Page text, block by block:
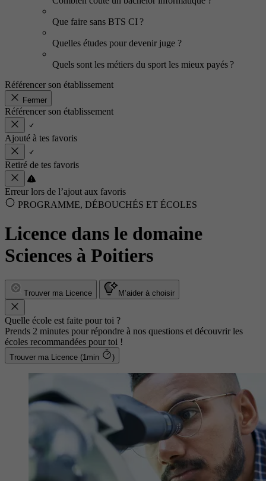
Que faire sans BTS CI ?
Quelles études pour devenir juge ?
Quels sont les métiers du sport les mieux payés ?
Référencer son établissement
Fermer
Référencer son établissement
Ajouté à tes favoris
Retiré de tes favoris
Erreur lors de l’ajout aux favoris
PROGRAMME, DÉBOUCHÉS ET ÉCOLES
Licence dans le domaine
Sciences à Poitiers
Trouver ma Licence M’aider à choisir
Quelle école est faite pour toi ?
Prends 2 minutes pour répondre à nos questions et découvrir les
écoles recommandées pour toi !
Trouver ma Licence (1min )